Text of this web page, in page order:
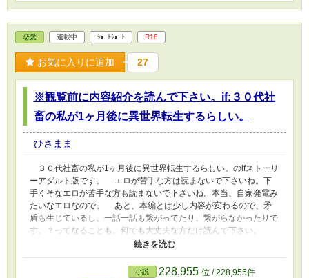
恋愛 連載中 ｼｮｰﾄｼｮｰﾄ R18
お気に入りに追加 27
※観覧前に内容紹介を読んで下さい。if:３０代社
畜の私が1ヶ月後に異世界転生するらしい。
ひさまま
３０代社畜の私が1ヶ月後に異世界転生するらしい。のifストーリ
ーアダルト版です。 エロが苦手な方は読まないで下さいね。下
手くそなエロが苦手な方も読まないで下さいね。本当、自家発電み
たいなエロなので。 あと、本編とは少し内容が変わるので、矛
盾も生じているし、一話一話も繋がってたり、繋がらなかったりで
す。？ってなることも。何でも大丈夫な方だけ読んで下さい。
主人公ビッチで流されセックスも…。 少ないブクマが減るかも
小説 228,955 位 / 228,955件